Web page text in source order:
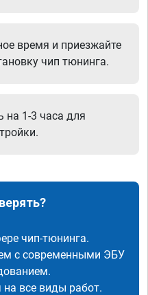
время и приезжайте
чип тюнинга.
на 1-3 часа для
чип-тюнинга.
с современными ЭБУ
все виды работ.